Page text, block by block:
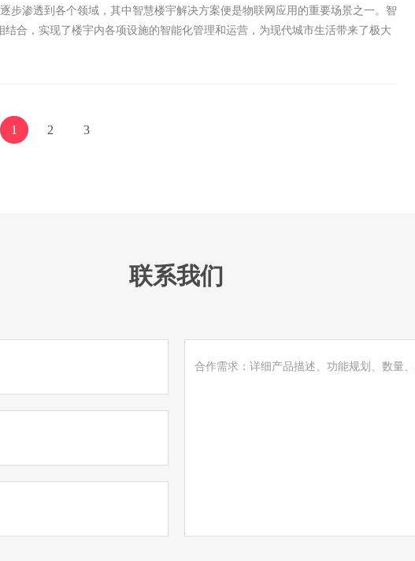
步渗透到各个领域，其中智慧楼宇解决方案便是物联网应用的重要场景之一。智
合，实现了楼宇内各项设施的智能化管理和运营，为现代城市生活带来了极大
1 2 3
联系我们